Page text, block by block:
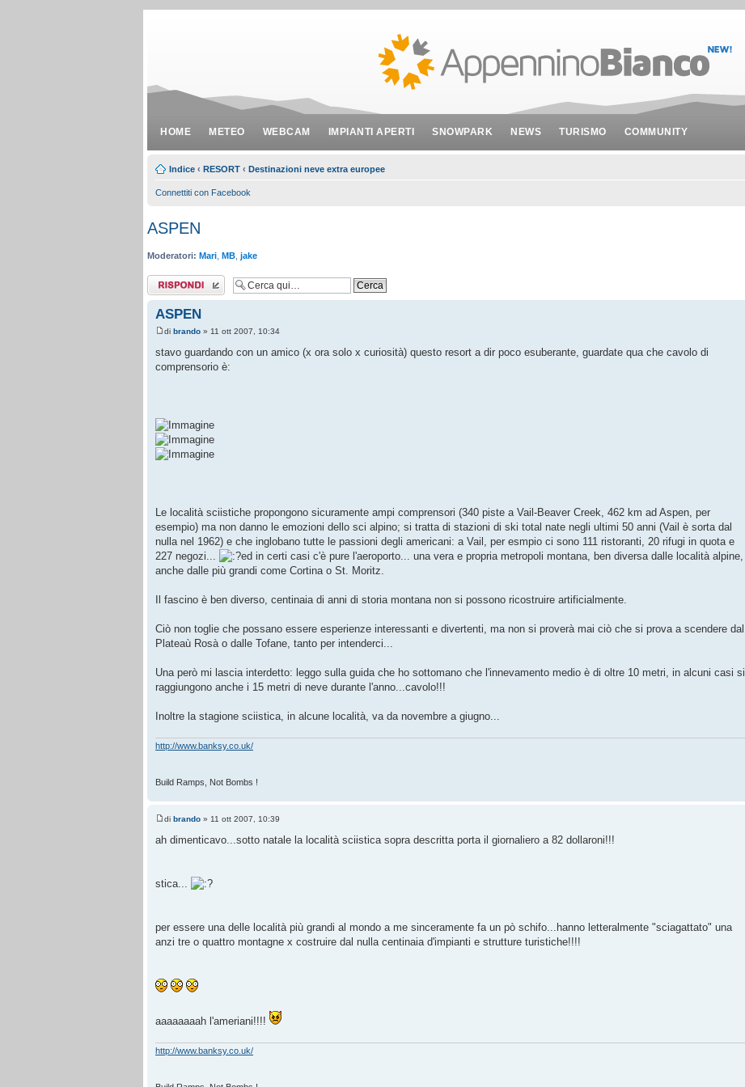
HOME METEO WEBCAM IMPIANTI APERTI SNOWPARK NEWS TURISMO COMMUNITY
Indice ‹ RESORT ‹ Destinazioni neve extra europee
Connettiti con Facebook
ASPEN
Moderatori: Mari MB jake
Rispondi al
messaggio
ASPEN
di brando » 11 ott 2007, 10:34
stavo guardando con un amico (x ora solo x curiosità) questo resort a dir poco esuberante, guardate qua che cavolo di
comprensorio è:
Le località sciistiche propongono sicuramente ampi comprensori (340 piste a Vail-Beaver Creek, 462 km ad Aspen, per
esempio) ma non danno le emozioni dello sci alpino; si tratta di stazioni di ski total nate negli ultimi 50 anni (Vail è sorta dal
nulla nel 1962) e che inglobano tutte le passioni degli americani: a Vail, per esmpio ci sono 111 ristoranti, 20 rifugi in quota e
227 negozi...
ed in certi casi c'è pure l'aeroporto... una vera e propria metropoli montana, ben diversa dalle località alpine,
anche dalle più grandi come Cortina o St. Moritz.
Il fascino è ben diverso, centinaia di anni di storia montana non si possono ricostruire artificialmente.
Ciò non toglie che possano essere esperienze interessanti e divertenti, ma non si proverà mai ciò che si prova a scendere dal
Plateaù Rosà o dalle Tofane, tanto per intenderci...
Una però mi lascia interdetto: leggo sulla guida che ho sottomano che l'innevamento medio è di oltre 10 metri, in alcuni casi si
raggiungono anche i 15 metri di neve durante l'anno...cavolo!!!
Inoltre la stagione sciistica, in alcune località, va da novembre a giugno...
http://www.banksy.co.uk/
Build Ramps, Not Bombs !
di brando » 11 ott 2007, 10:39
ah dimenticavo...sotto natale la località sciistica sopra descritta porta il giornaliero a 82 dollaroni!!!
stica...
per essere una delle località più grandi al mondo a me sinceramente fa un pò schifo...hanno letteralmente "sciagattato" una
anzi tre o quattro montagne x costruire dal nulla centinaia d'impianti e strutture turistiche!!!!
aaaaaaaah l'ameriani!!!!
http://www.banksy.co.uk/